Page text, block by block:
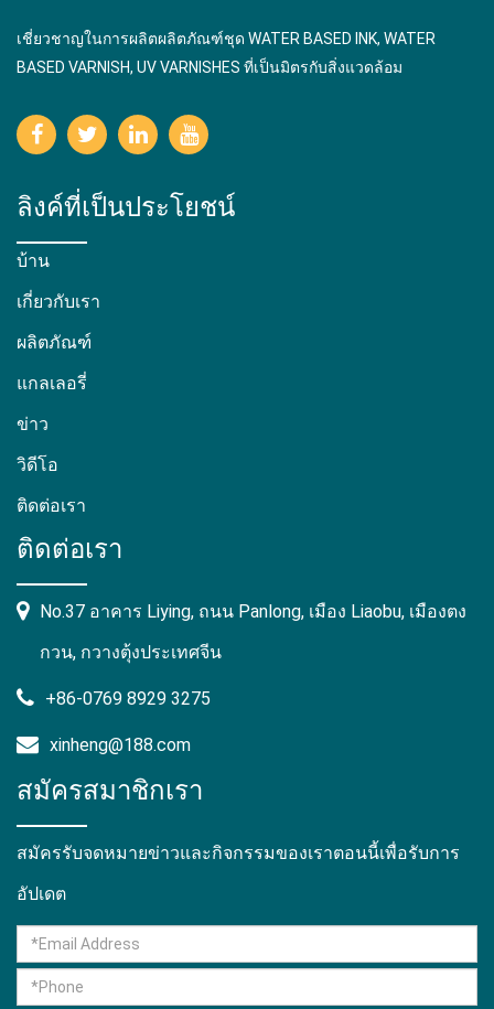
เชี่ยวชาญในการผลิตผลิตภัณฑ์ชุด WATER BASED INK, WATER
BASED VARNISH, UV VARNISHES ที่เป็นมิตรกับสิ่งแวดล้อม
ลิงค์ที่เป็นประโยชน์
บ้าน
เกี่ยวกับเรา
ผลิตภัณฑ์
แกลเลอรี่
ข่าว
วิดีโอ
ติดต่อเรา
ติดต่อเรา
No.37 อาคาร Liying, ถนน Panlong, เมือง Liaobu, เมืองตง
กวน, กวางตุ้งประเทศจีน
+86-0769 8929 3275
xinheng@188.com
สมัครสมาชิกเรา
สมัครรับจดหมายข่าวและกิจกรรมของเราตอนนี้เพื่อรับการ
อัปเดต